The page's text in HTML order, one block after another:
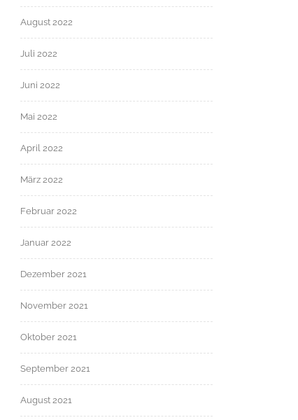
August 2022
Juli 2022
Juni 2022
Mai 2022
April 2022
März 2022
Februar 2022
Januar 2022
Dezember 2021
November 2021
Oktober 2021
September 2021
August 2021